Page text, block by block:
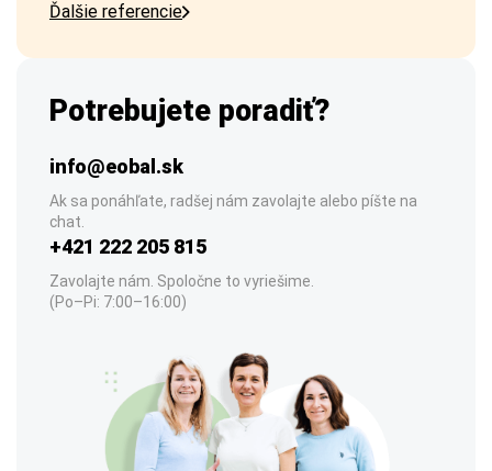
Ďalšie referencie
Potrebujete poradiť?
info@eobal.sk
Ak sa ponáhľate, radšej nám zavolajte alebo píšte na
chat.
+421 222 205 815
Zavolajte nám. Spoločne to vyriešime.
(Po–Pi: 7:00–16:00)